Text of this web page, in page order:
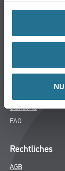
Winkler &
Services
Standorte
FAQ
Rechtliches
AGB